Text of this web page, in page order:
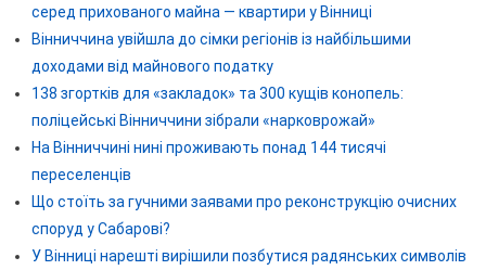
серед прихованого майна — квартири у Вінниці
Вінниччина увійшла до сімки регіонів із найбільшими
доходами від майнового податку
138 згортків для «закладок» та 300 кущів конопель:
поліцейські Вінниччини зібрали «нарковрожай»
На Вінниччині нині проживають понад 144 тисячі
переселенців
Що стоїть за гучними заявами про реконструкцію очисних
споруд у Сабарові?
У Вінниці нарешті вирішили позбутися радянських символів